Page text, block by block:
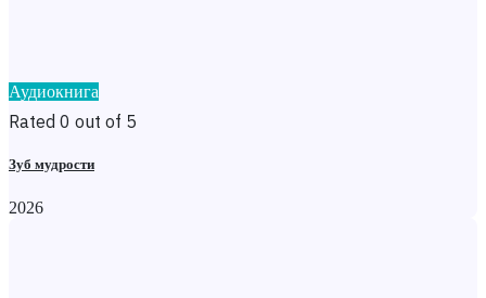
Аудиокнига
Rated 0 out of 5
Зуб мудрости
2026